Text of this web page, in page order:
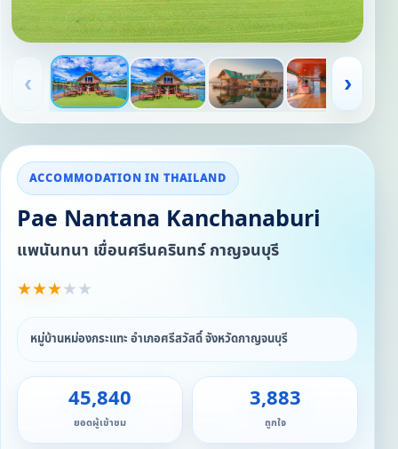
‹ ›
ACCOMMODATION IN THAILAND
Pae Nantana Kanchanaburi
แพนันทนา เขื่อนศรีนครินทร์ กาญจนบุรี
★★★★ ★
หมู่บ้านหม่องกระแทะ อำเภอศรีสวัสดิ์ จังหวัดกาญจนบุรี
45,840
ยอดผู้เข้าชม
3,883
ถูกใจ